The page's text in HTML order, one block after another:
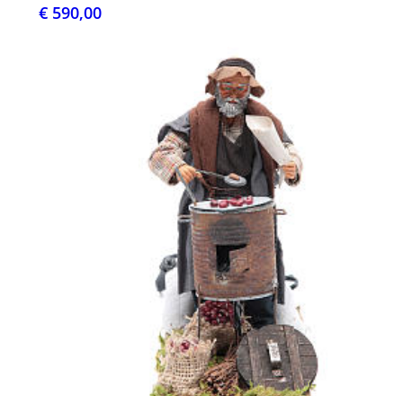
€ 590,00